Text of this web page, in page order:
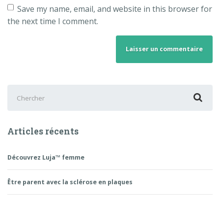
Save my name, email, and website in this browser for
the next time I comment.
Articles récents
Découvrez Luja™ femme
Être parent avec la sclérose en plaques